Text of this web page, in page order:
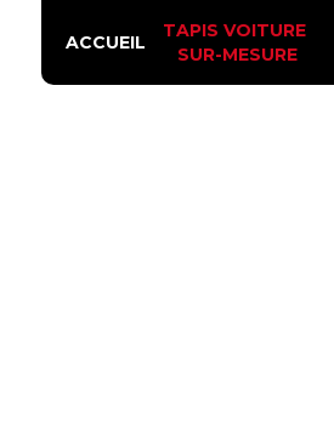
ACCUEIL
TAPIS VOITURE
SUR-MESURE